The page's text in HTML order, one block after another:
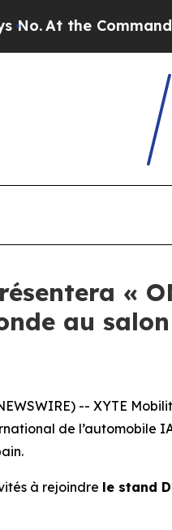
the Command of Jeff
«
au
-- XYTE
de l’automobile
à rejoindre le stand